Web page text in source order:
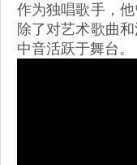
作为独唱歌手，
除了对艺术歌曲
中音活跃于舞台。